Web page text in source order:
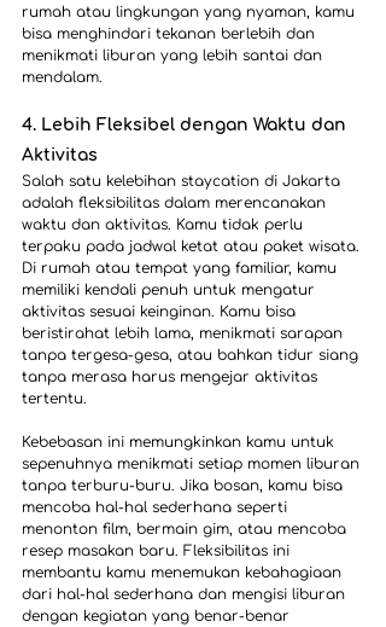
rumah atau lingkungan yang nyaman, kamu
bisa menghindari tekanan berlebih dan
menikmati liburan yang lebih santai dan
mendalam.
4. Lebih Fleksibel dengan Waktu dan
Aktivitas
Salah satu kelebihan staycation di Jakarta
adalah fleksibilitas dalam merencanakan
waktu dan aktivitas. Kamu tidak perlu
terpaku pada jadwal ketat atau paket wisata.
Di rumah atau tempat yang familiar, kamu
memiliki kendali penuh untuk mengatur
aktivitas sesuai keinginan. Kamu bisa
beristirahat lebih lama, menikmati sarapan
tanpa tergesa-gesa, atau bahkan tidur siang
tanpa merasa harus mengejar aktivitas
tertentu.
Kebebasan ini memungkinkan kamu untuk
sepenuhnya menikmati setiap momen liburan
tanpa terburu-buru. Jika bosan, kamu bisa
mencoba hal-hal sederhana seperti
menonton film, bermain gim, atau mencoba
resep masakan baru. Fleksibilitas ini
membantu kamu menemukan kebahagiaan
dari hal-hal sederhana dan mengisi liburan
dengan kegiatan yang benar-benar